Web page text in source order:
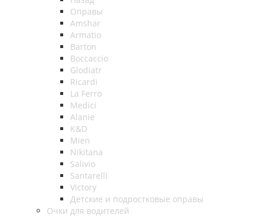
Оправы
Amshar
Armatio
Barton
Boccaccio
Glodiatr
Ricardi
La Ferro
Medici
Alanie
K&D
Mien
Nikitana
Salivio
Santarelli
Victory
Детские и подростковые оправы
Очки для водителей